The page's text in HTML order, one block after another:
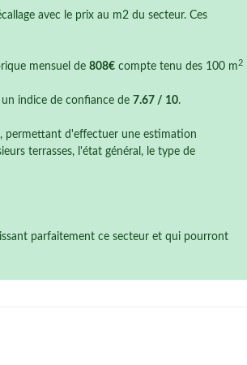
avec le prix au m2 du secteur. Ces
mensuel de 808€ compte tenu des 100 m 2
un indice de confiance de 7.67 / 10.
permettant d'effectuer une estimation
terrasses, l'état général, le type de
parfaitement ce secteur et qui pourront